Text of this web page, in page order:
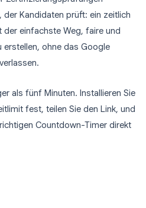
Kandidaten prüft: ein zeitlich
einfachste Weg, faire und
erstellen, ohne das Google
als fünf Minuten. Installieren Sie
fest, teilen Sie den Link, und
Countdown-Timer direkt